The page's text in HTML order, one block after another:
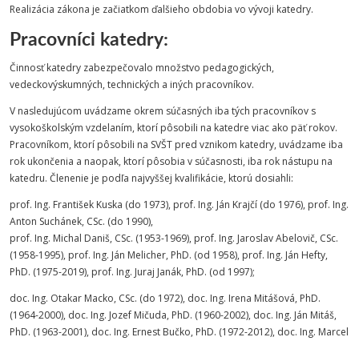
Realizácia zákona je začiatkom ďalšieho obdobia vo vývoji katedry.
Pracovníci katedry:
Činnosť katedry zabezpečovalo množstvo pedagogických,
vedeckovýskumných, technických a iných pracovníkov.
V nasledujúcom uvádzame okrem súčasných iba tých pracovníkov s
vysokoškolským vzdelaním, ktorí pôsobili na katedre viac ako päť rokov.
Pracovníkom, ktorí pôsobili na SVŠT pred vznikom katedry, uvádzame iba
rok ukončenia a naopak, ktorí pôsobia v súčasnosti, iba rok nástupu na
katedru. Členenie je podľa najvyššej kvalifikácie, ktorú dosiahli:
prof. Ing. František Kuska (do 1973), prof. Ing. Ján Krajčí (do 1976), prof. Ing.
Anton Suchánek, CSc. (do 1990),
prof. Ing. Michal Daniš, CSc. (1953-1969), prof. Ing. Jaroslav Abelovič, CSc.
(1958-1995), prof. Ing. Ján Melicher, PhD. (od 1958), prof. Ing. Ján Hefty,
PhD. (1975-2019), prof. Ing. Juraj Janák, PhD. (od 1997);
doc. Ing. Otakar Macko, CSc. (do 1972), doc. Ing. Irena Mitášová, PhD.
(1964-2000), doc. Ing. Jozef Mičuda, PhD. (1960-2002), doc. Ing. Ján Mitáš,
PhD. (1963-2001), doc. Ing. Ernest Bučko, PhD. (1972-2012), doc. Ing. Marcel